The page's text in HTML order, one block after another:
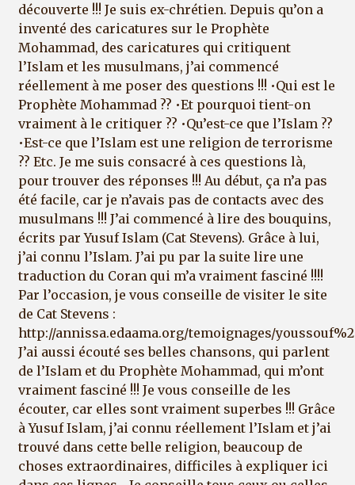
découverte !!! Je suis ex-chrétien. Depuis qu’on a
inventé des caricatures sur le Prophète
Mohammad, des caricatures qui critiquent
l’Islam et les musulmans, j’ai commencé
réellement à me poser des questions !!! •Qui est le
Prophète Mohammad ?? •Et pourquoi tient-on
vraiment à le critiquer ?? •Qu’est-ce que l’Islam ??
•Est-ce que l’Islam est une religion de terrorisme
?? Etc. Je me suis consacré à ces questions là,
pour trouver des réponses !!! Au début, ça n’a pas
été facile, car je n’avais pas de contacts avec des
musulmans !!! J’ai commencé à lire des bouquins,
écrits par Yusuf Islam (Cat Stevens). Grâce à lui,
j’ai connu l’Islam. J’ai pu par la suite lire une
traduction du Coran qui m’a vraiment fasciné !!!!
Par l’occasion, je vous conseille de visiter le site
de Cat Stevens :
http://annissa.edaama.org/temoignages/
J’ai aussi écouté ses belles chansons, qui parlent
de l’Islam et du Prophète Mohammad, qui m’ont
vraiment fasciné !!! Je vous conseille de les
écouter, car elles sont vraiment superbes !!! Grâce
à Yusuf Islam, j’ai connu réellement l’Islam et j’ai
trouvé dans cette belle religion, beaucoup de
choses extraordinaires, difficiles à expliquer ici